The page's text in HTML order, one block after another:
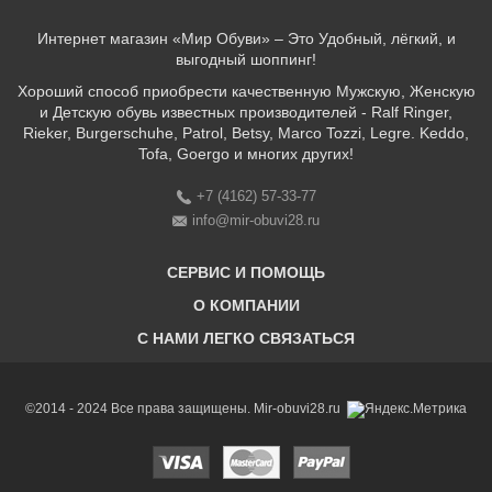
Интернет магазин «Мир Обуви» – Это Удобный, лёгкий, и
выгодный шоппинг!
Хороший способ приобрести качественную Мужскую, Женскую
и Детскую обувь известных производителей - Ralf Ringer,
Rieker, Burgerschuhe, Patrol, Betsy, Marco Tozzi, Legre. Keddo,
Tofa, Goergo и многих других!
+7 (4162) 57-33-77
info@mir-obuvi28.ru
СЕРВИС И ПОМОЩЬ
Бонусная программа
История компании
Контакты
О КОМПАНИИ
Бренды
C НАМИ ЛЕГКО СВЯЗАТЬСЯ
©2014 - 2024 Все права защищены. Mir-obuvi28.ru